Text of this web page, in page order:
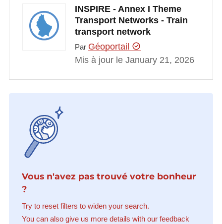
INSPIRE - Annex I Theme
Transport Networks - Train
transport network
Par Géoportail
Mis à jour le January 21, 2026
Vous n'avez pas trouvé votre bonheur
?
Try to reset filters to widen your search.
You can also give us more details with our feedback